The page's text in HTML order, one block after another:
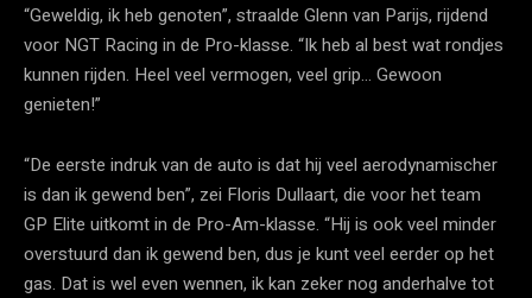
“Geweldig, ik heb genoten”, straalde Glenn van Parijs, rijdend
voor NGT Racing in de Pro-klasse. “Ik heb al best wat rondjes
kunnen rijden. Heel veel vermogen, veel grip… Gewoon
genieten!”
“De eerste indruk van de auto is dat hij veel aerodynamischer
is dan ik gewend ben”, zei Floris Dullaart, die voor het team
GP Elite uitkomt in de Pro-Am-klasse. “Hij is ook veel minder
overstuurd dan ik gewend ben, dus je kunt veel eerder op het
gas. Dat is wel even wennen, ik kan zeker nog anderhalve tot